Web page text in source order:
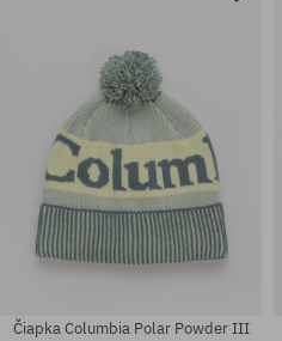
Čiapka Columbia Polar Powder III